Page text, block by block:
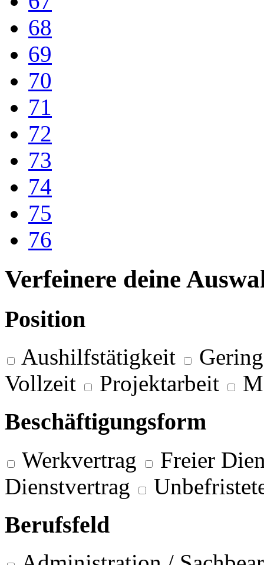
68
69
70
71
72
73
74
75
76
Verfeinere deine
Position
Aushilfstätigkeit
Vollzeit
Projektarbeit
Beschäftigungsform
Werkvertrag
Freier
Dienstvertrag
Berufsfeld